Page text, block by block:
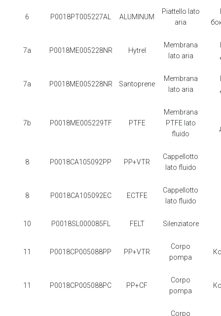
6 P0018PT005227AL ALUMINUM
Piattello lato
aria
7a P0018ME005228NR Hytrel
Membrana
lato aria
7a P0018ME005228NR Santoprene
Membrana
lato aria
7b P0018ME005229TF PTFE
Membrana
PTFE lato
fluido
8 P0018CA105092PP PP+VTR
Cappellotto
lato fluido
8 P0018CA105092EC ECTFE
Cappellotto
lato fluido
10 P0018SL000085FL FELT Silenziatore
11 P0018CP005088PP PP+VTR
Corpo
pompa
11 P0018CP005088PC PP+CF
Corpo
pompa
Corpo